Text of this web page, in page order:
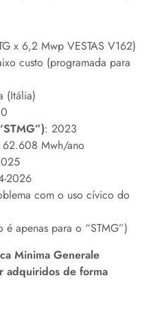
x 6,2 Mwp VESTAS V162)
custo (programada para
(Itália)
: 2023
62.608 Mwh/ano
2026
com o uso cívico do
apenas para o “STMG”)
Minima Generale
adquiridos de forma